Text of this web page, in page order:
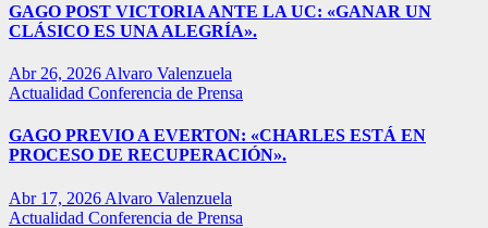
GAGO POST VICTORIA ANTE LA UC: «GANAR UN
CLÁSICO ES UNA ALEGRÍA».
Abr 26, 2026 Alvaro Valenzuela
Actualidad Conferencia de Prensa
GAGO PREVIO A EVERTON: «CHARLES ESTÁ EN
PROCESO DE RECUPERACIÓN».
Abr 17, 2026 Alvaro Valenzuela
Actualidad Conferencia de Prensa